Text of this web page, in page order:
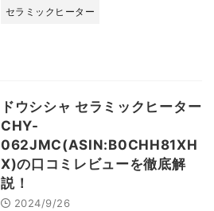
セラミックヒーター
ドウシシャ セラミックヒーター
CHY-
062JMC(ASIN:B0CHH81XH
X)の口コミレビューを徹底解
説！
2024/9/26